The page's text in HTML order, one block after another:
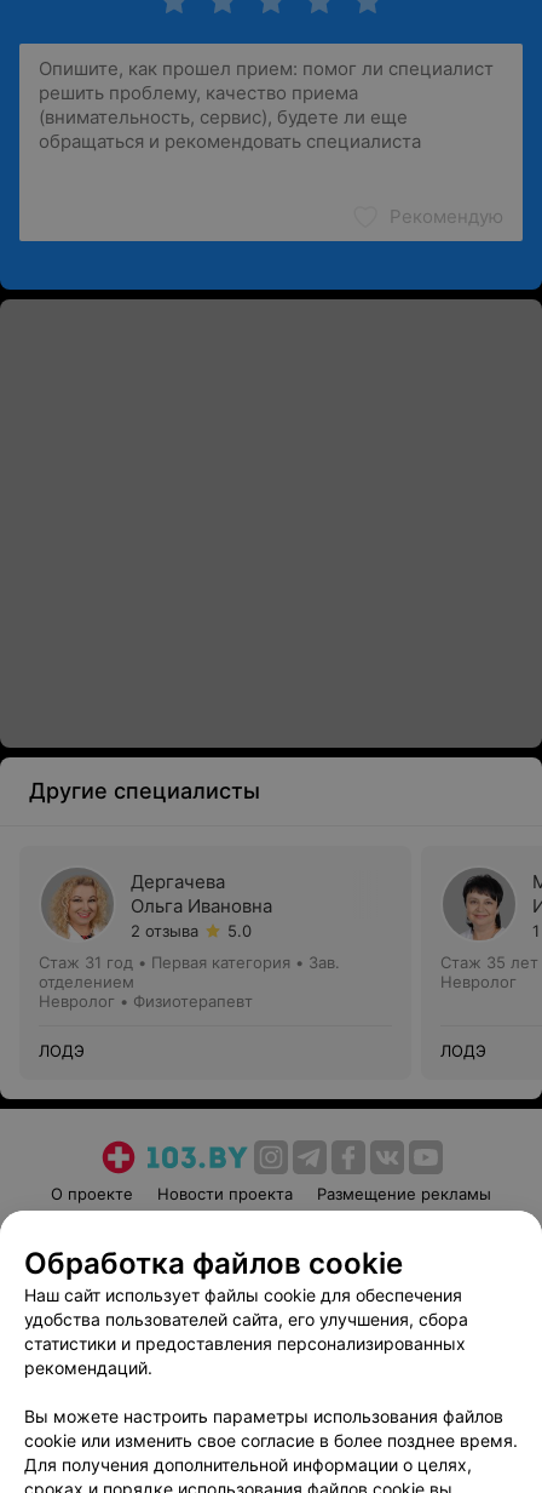
Рекомендую
Другие специалисты
Дергачева
Ольга Ивановна
2 отзыва
5.0
Стаж 31 год • Первая категория • Зав.
отделением
Невролог • Физиотерапевт
ЛОДЭ
Стаж 35 лет
Невролог
ЛОДЭ
О проекте Новости проекта
Размещение рекламы
Пользовательское соглашение
Способы оплаты
Вакансии
Партнеры
Написать руководителю 103.by
Обработка персональных данных
Обработка файлов cookie
Наш сайт использует файлы cookie для обеспечения
удобства пользователей сайта, его улучшения, сбора
статистики и предоставления персонализированных
рекомендаций.
Вы можете настроить параметры использования файлов
cookie или изменить свое согласие в более позднее время.
Для получения дополнительной информации о целях,
сроках и порядке использования файлов cookie вы